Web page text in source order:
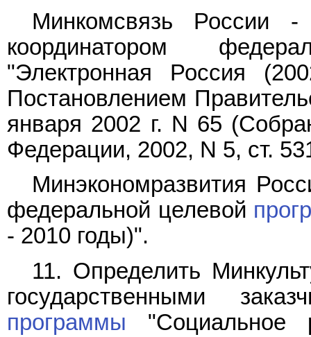
Минкомсвязь России -
координатором
"Электронная Россия
Постановлением
января 2002 г. N 65
Федерации, 2002, N 5, ст.
Минэкономразвития
федеральной целевой
- 2010 годы)".
11. Определить
государственными
программы "Социальное